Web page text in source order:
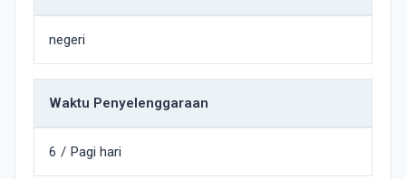
negeri
Waktu Penyelenggaraan
6 / Pagi hari